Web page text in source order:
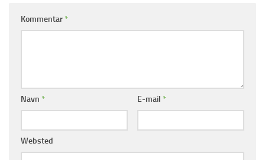
Kommentar *
Navn * E-mail *
Websted